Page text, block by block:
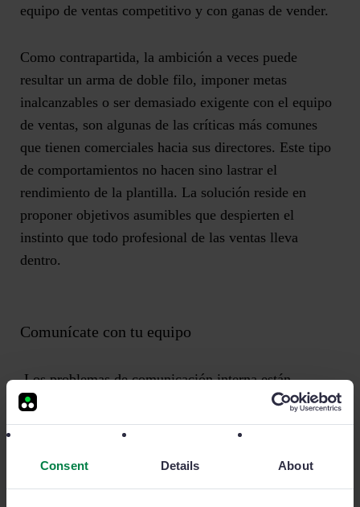
Consent Details About
equipo de ventas competitivo y con ganas de vender.
Como contrapartida, la ambición a veces puede
resultar un arma de doble filo, imponer metas
inalcanzables o ser demasiado exigente con el equipo
de ventas, son algunas de las críticas más comunes
que tienen comerciales hacia sus directores. Este tipo
de comportamientos no hacen sino lastrar el
rendimiento de la plantilla. La solución reside en
proponer objetivos asumibles que despierten el
instinto que todo profesional de las ventas lleva
dentro.
Comunícate con tu equipo
Los problemas de comunicación interna están
presentes en muchos departamentos de ventas.
Aunque cueste creerlo, todavía quedan directores que
comunicativa que les separa de su equipo comercial.